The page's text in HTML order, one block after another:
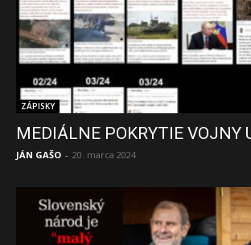
ZÁPISKY
MEDIÁLNE POKRYTIE VOJNY
JÁN GAŠO - 20. marca 2024